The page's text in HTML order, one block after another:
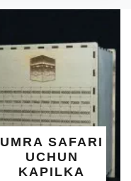
UMRA SAFARI
UCHUN
KAPILKA